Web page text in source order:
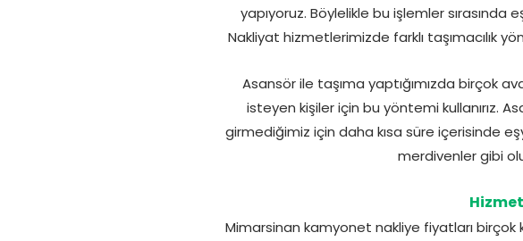
yapıyoruz. Böylelikle bu işlemler sırasında
Nakliyat hizmetlerimizde farklı taşımacılık
Asansör ile taşıma yaptığımızda birçok
isteyen kişiler için bu yöntemi kullanırız.
girmediğimiz için daha kısa süre içerisinde
merdivenler gibi
Mimarsinan kamyonet nakliye fiyatları birçok